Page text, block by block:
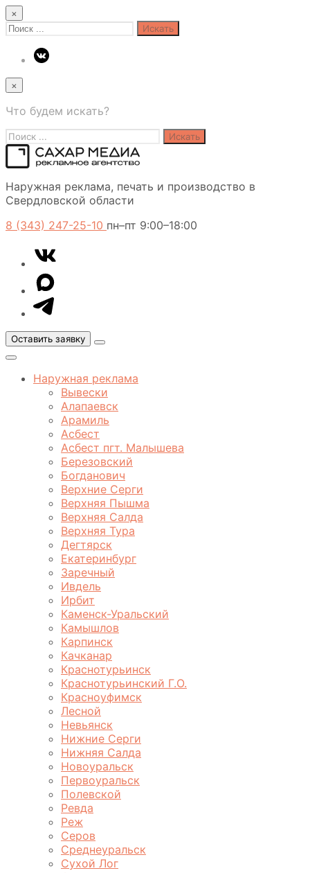
×
Search
×
Что будем искать?
Search
for:
Медиа
Наружная реклама, печать и производство в
Свердловской области
8 (343) 247-25-10 пн–пт 9:00–18:00
VK
Telegram
MAX
Оставить заявку
Открыть
Закрыть
менюНаружная реклама
Вывески
Алапаевск
Арамиль
Асбест
Асбест пгт. Малышева
Березовский
Богданович
Верхние Серги
Верхняя Пышма
Верхняя Салда
Верхняя Тура
Дегтярск
Екатеринбург
Заречный
Ивдель
Ирбит
Каменск-Уральский
Камышлов
Карпинск
Качканар
Краснотурьинск
Краснотурьинский Г.О.
Красноуфимск
Лесной
Невьянск
Нижние Серги
Нижняя Салда
Новоуральск
Первоуральск
Полевской
Ревда
Реж
Серов
Среднеуральск
Сухой Лог